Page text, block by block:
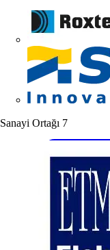
Sanayi Ortağı 7